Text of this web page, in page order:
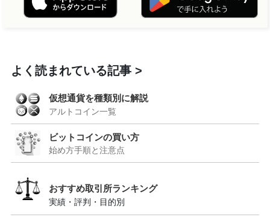
よく読まれている記事
仮想通貨を種類別に解説
アルトコイン一覧
ビットコインの買い方
始め方手順と注意点
おすすめ取引所ランキング
実績・評判・目的別